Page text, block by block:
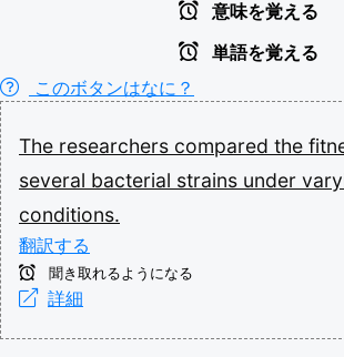
意味を覚える
単語を覚える
このボタンはなに？
The researchers compared the
several bacterial strains under
conditions.
翻訳する
聞き取れるようになる
詳細